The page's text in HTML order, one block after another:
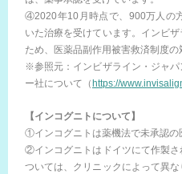
④2020年10月時点で、900万人の
いた治療を受けています。インビ
ため、医薬品副作用被害救済制度の
※参照元：インビザライン・ジャ
ー社について（ https://
【インコグニトについて】
①インコグニトは薬機法で未承認の
②インコグニトはドイツにて作製
ついては、クリニックによって異